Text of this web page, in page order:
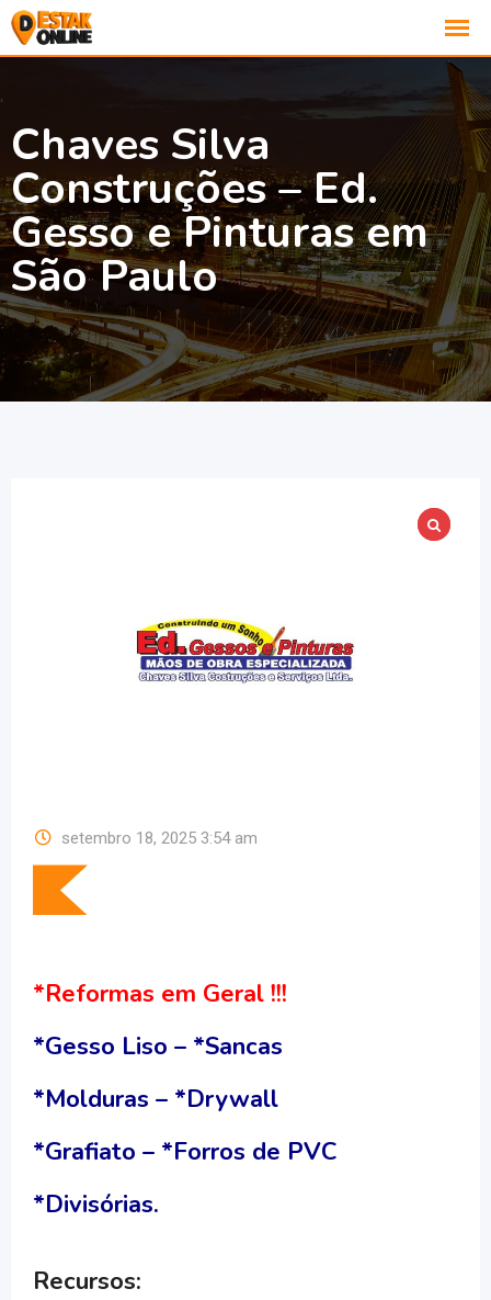
Chaves Silva
Construções – Ed.
Gesso e Pinturas em
São Paulo
setembro 18, 2025 3:54 am
*Reformas em Geral !!!
*Gesso Liso – *Sancas
*Molduras – *Drywall
*Grafiato – *Forros de PVC
*Divisórias.
Recursos: